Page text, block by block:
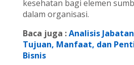
kesehatan bagi elemen
dalam organisasi.
Baca juga :Analisis
Tujuan, Manfaat, dan
Bisnis